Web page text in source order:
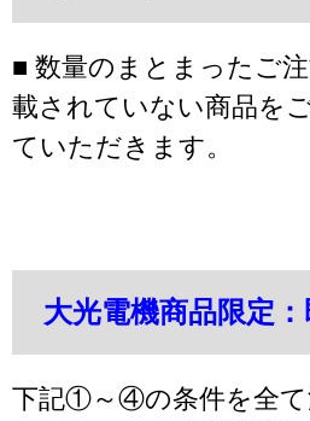
■ 数量のまとまったご
載されていない商品を
ていただきます。
大光電機商品限定
下記①～④の条件を全て